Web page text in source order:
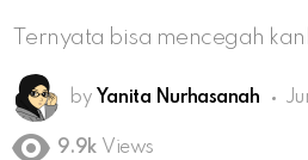
Ternyata bisa mencegah
by Yanita Nurhasanah
9.9k Views